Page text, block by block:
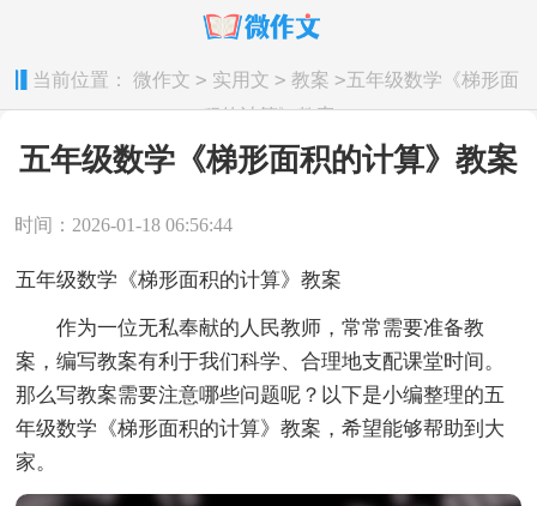
当前位置： 微作文 > 实用文 > 教案 >五年级数学《梯形面
积的计算》教案
五年级数学《梯形面积的计算》教案
时间：2026-01-18 06:56:44
五年级数学《梯形面积的计算》教案
作为一位无私奉献的人民教师，常常需要准备教
案，编写教案有利于我们科学、合理地支配课堂时间。
那么写教案需要注意哪些问题呢？以下是小编整理的五
年级数学《梯形面积的计算》教案，希望能够帮助到大
家。